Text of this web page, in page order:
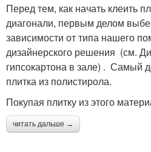
Перед тем, как начать клеить
диагонали, первым делом
зависимости от типа нашего
дизайнерского решения (см.
гипсокартона в зале) . Самый
плитка из полистирола.
Покупая плитку из этого
читать дальше →